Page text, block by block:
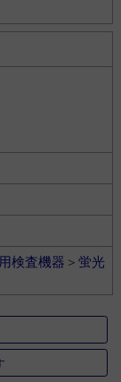
検査機器 ＞ 蛍光